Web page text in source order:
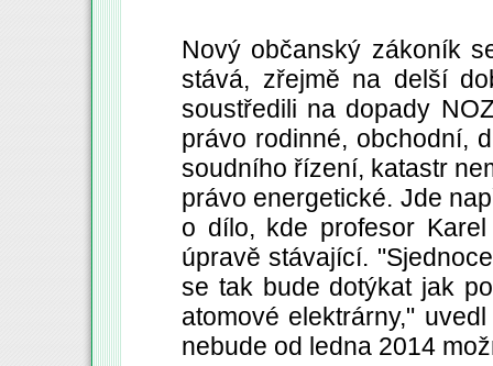
Nový občanský zákoník
stává, zřejmě na delší
soustředili na dopady
právo rodinné, obchodní,
soudního řízení, katastr
právo energetické. Jde
o dílo, kde profesor
úpravě stávající.
se tak bude dotýkat jak
atomové elektrárny,"
nebude od ledna 2014